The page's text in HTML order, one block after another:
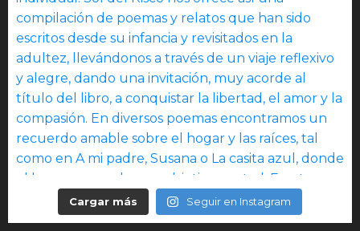
Cargar más Seguir en Instagram